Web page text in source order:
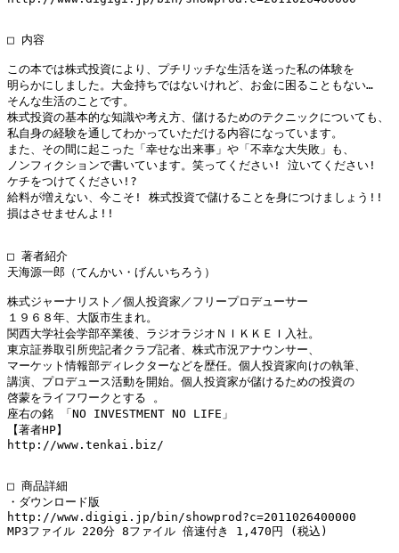
□ 内容
この本では株式投資により、プチリッチな生活を送った私の体験を
明らかにしました。大金持ちではないけれど、お金に困ることもない…
そんな生活のことです。
株式投資の基本的な知識や考え方、儲けるためのテクニックについても、
私自身の経験を通してわかっていただける内容になっています。
また、その間に起こった「幸せな出来事」や「不幸な大失敗」も、
ノンフィクションで書いています。笑ってください! 泣いてください!
ケチをつけてください!?
給料が増えない、今こそ! 株式投資で儲けることを身につけましょう!!
損はさせませんよ!!
□ 著者紹介
天海源一郎（てんかい・げんいちろう）
株式ジャーナリスト／個人投資家／フリープロデューサー
１９６８年、大阪市生まれ。
関西大学社会学部卒業後、ラジオラジオＮＩＫＫＥＩ入社。
東京証券取引所兜記者クラブ記者、株式市況アナウンサー、
マーケット情報部ディレクターなどを歴任。個人投資家向けの執筆、
講演、プロデュース活動を開始。個人投資家が儲けるための投資の
啓蒙をライフワークとする 。
座右の銘 「NO INVESTMENT NO LIFE」
【著者HP】
http://www.tenkai.biz/
□ 商品詳細
・ダウンロード版
http://www.digigi.jp/bin/showprod?c=2011026400000
MP3ファイル 220分 8ファイル 倍速付き 1,470円 (税込)